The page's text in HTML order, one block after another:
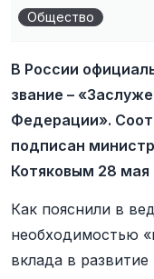
Общество
В России
звание –
Федерации».
подписан
Котяковым 28 мая
Как пояснили в
необходимостью
вклада в